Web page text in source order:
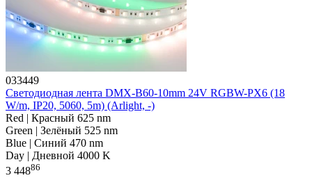
033449
Светодиодная лента DMX-B60-10mm 24V RGBW-PX6 (18
W/m, IP20, 5060, 5m) (Arlight, -)
Red | Красный 625 nm
Green | Зелёный 525 nm
Blue | Синий 470 nm
Day | Дневной 4000 K
3 44886